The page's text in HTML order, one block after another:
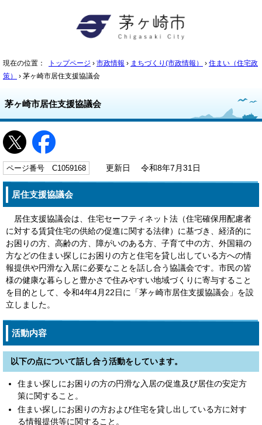
現在の位置： トップページ › 市政情報 › まちづくり(市政情報） › 住まい（住宅政
策）
› 茅ヶ崎市居住支援協議会
茅ヶ崎市居住支援協議会
ページ番号 C1059168 更新日 令和8年7月31日
居住支援協議会
居住支援協議会は、住宅セーフティネット法（住宅確保用配慮者
に対する賃貸住宅の供給の促進に関する法律）に基づき、経済的に
お困りの方、高齢の方、障がいのある方、子育て中の方、外国籍の
方などの住まい探しにお困りの方と住宅を貸し出している方への情
報提供や円滑な入居に必要なことを話し合う協議会です。市民の皆
様の健康な暮らしと豊かさで住みやすい地域づくりに寄与すること
を目的として、令和4年4月22日に「茅ヶ崎市居住支援協議会」を設
立しました。
活動内容
以下の点について話し合う活動をしています。
住まい探しにお困りの方の円滑な入居の促進及び居住の安定方
策に関すること。
住まい探しにお困りの方および住宅を貸し出している方に対す
る情報提供等に関すること。